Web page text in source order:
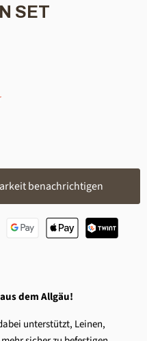
SET
benachrichtigen
dem Allgäu!
unterstützt, Leinen,